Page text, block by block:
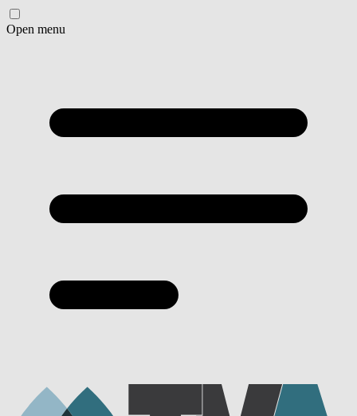
Open menu